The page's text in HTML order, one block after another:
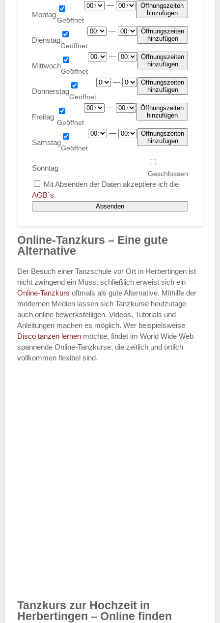
Montag
—
Öffnungszeiten
hinzufügen
Dienstag
—
Öffnungszeiten
hinzufügen
Mittwoch
—
Öffnungszeiten
hinzufügen
Donnerstag
—
Öffnungszeiten
hinzufügen
Freitag
—
Öffnungszeiten
hinzufügen
Samstag
—
Öffnungszeiten
hinzufügen
Sonntag
Mit Absenden der Daten akzeptiere ich die
AGB`s.
Absenden
Online-Tanzkurs – Eine gute
Alternative
Der Besuch einer Tanzschule vor Ort in Herbertingen ist
nicht zwingend ein Muss, schließlich erweist sich ein
Online-Tanzkurs oftmals als gute Alternative. Mithilfe der
modernen Medien lassen sich Tanzkurse heutzutage
auch online bewerkstelligen. Videos, Tutorials und
Anleitungen machen es möglich. Wer beispielsweise
Disco tanzen lernen möchte, findet im World Wide Web
spannende Online-Tanzkurse, die zeitlich und örtlich
vollkommen flexibel sind.
Tanzkurs zur Hochzeit in
Herbertingen – Online finden